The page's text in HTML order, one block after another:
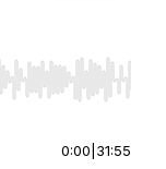
End to jump
0:00 31:55